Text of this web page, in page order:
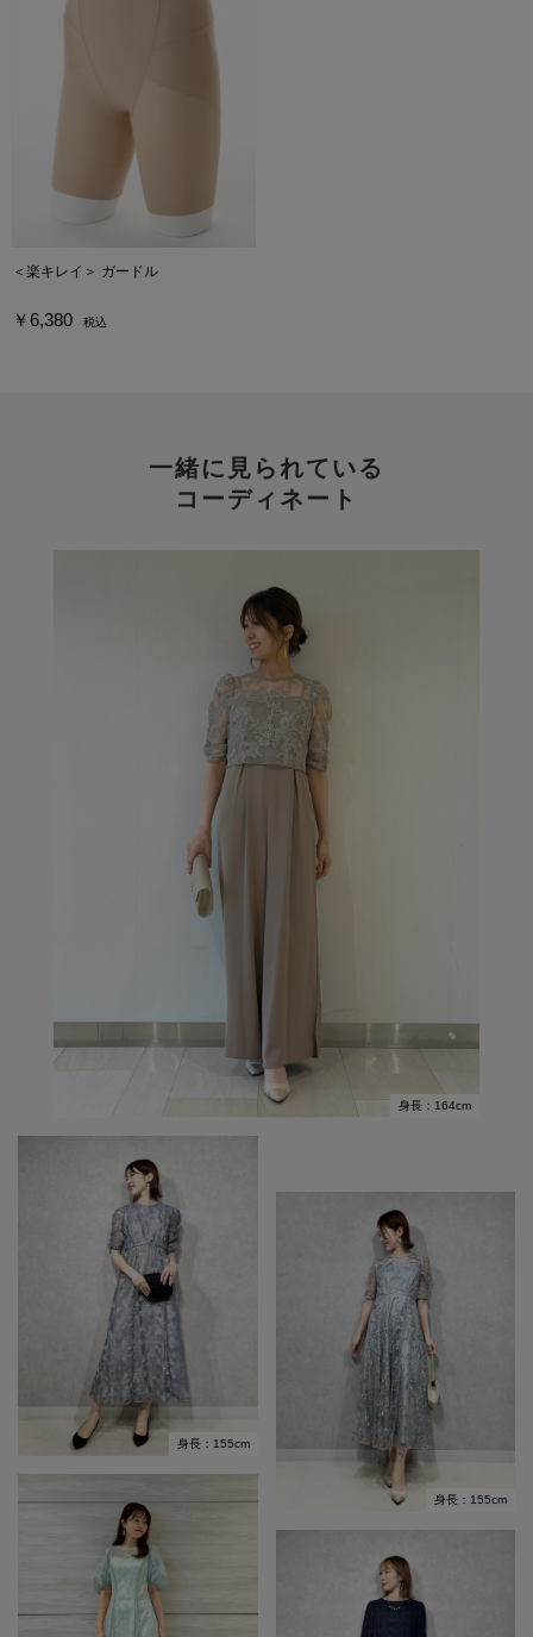
＜楽キレイ＞ ガードル
￥6,380 税込
一緒に見られている
コーディネート
身長：164cm
身長：155cm
身長：155cm